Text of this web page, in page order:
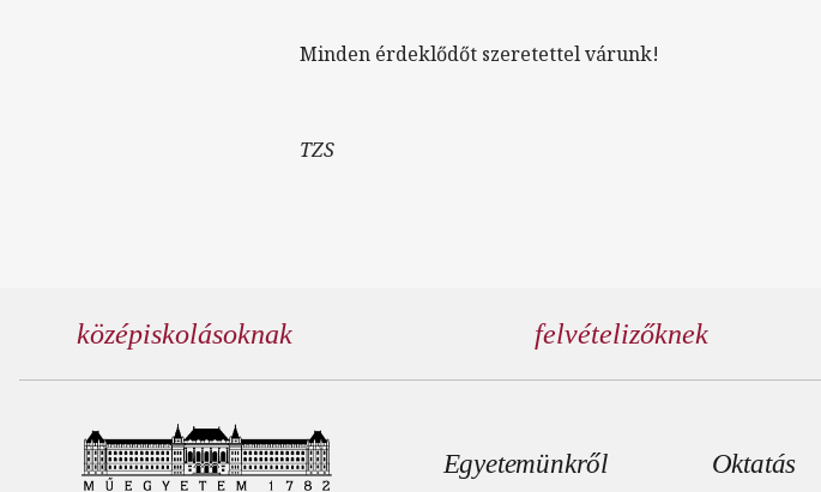
Minden érdeklődőt szeretettel várunk!
TZS
középiskolásoknak felvételizőknek
Lábléc menü
Egyetemünkről Oktatás